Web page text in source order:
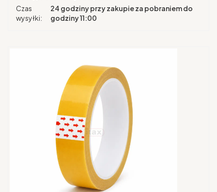
Czas
wysyłki:
24 godziny przy zakupie za pobraniem do
godziny 11:00